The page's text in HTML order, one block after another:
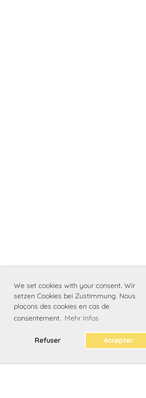
We set cookies with your consent. Wir
setzen Cookies bei Zustimmung. Nous
plaçons des cookies en cas de
consentement. Mehr Infos
Refuser Accepter